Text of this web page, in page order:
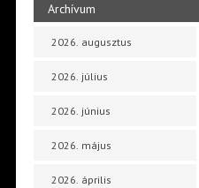
Archívum
2026. augusztus
2026. július
2026. június
2026. május
2026. április